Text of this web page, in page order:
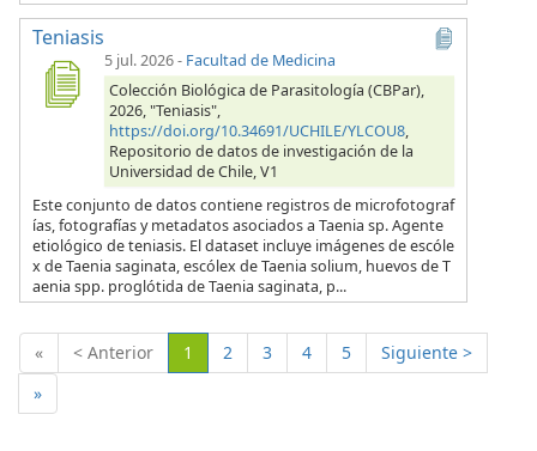
Teniasis
5 jul. 2026- Facultad de Medicina
Colección Biológica de Parasitología (CBPar),
2026, "Teniasis",
https://doi.org/10.34691/UCHILE/YLCOU8,
Repositorio de datos de investigación de la
Universidad de Chile, V1
Este conjunto de datos contiene registros de microfotograf
ías, fotografías y metadatos asociados a Taenia sp. Agente
etiológico de teniasis. El dataset incluye imágenes de escóle
x de Taenia saginata, escólex de Taenia solium, huevos de T
aenia spp. proglótida de Taenia saginata, p...
« < Anterior 1 (Actual)
2 3 4 5
Siguiente >
»